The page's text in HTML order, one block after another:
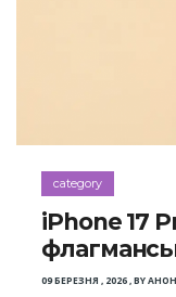
category
iPhone 17
09 БЕРЕЗНЯ , 2026,BY